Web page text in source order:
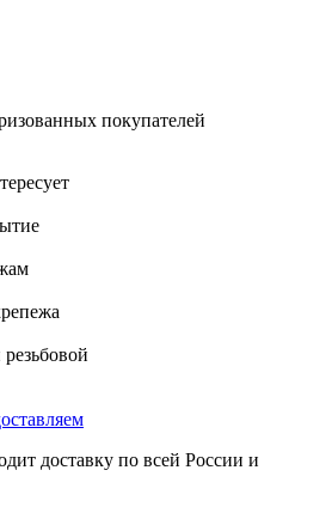
покупателей
доставку по всей России и